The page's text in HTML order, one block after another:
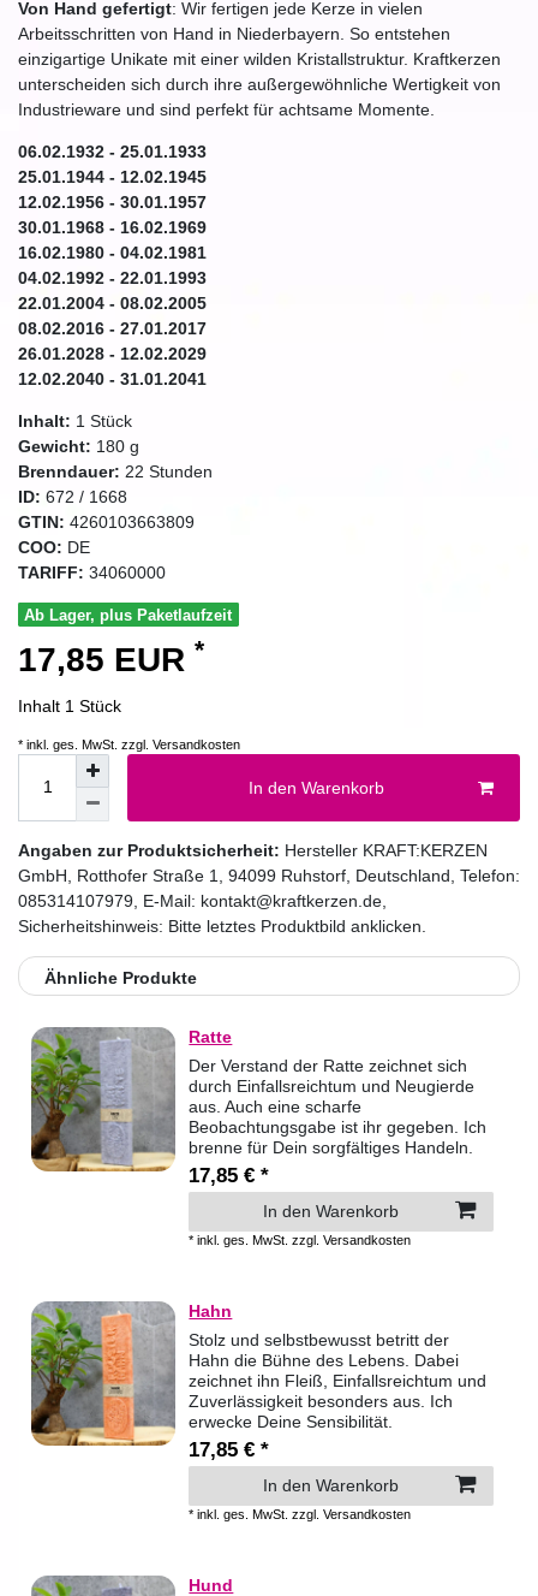
Von Hand gefertigt: Wir fertigen jede Kerze in vielen
Arbeitsschritten von Hand in Niederbayern. So entstehen
einzigartige Unikate mit einer wilden Kristallstruktur. Kraftkerzen
unterscheiden sich durch ihre außergewöhnliche Wertigkeit von
Industrieware und sind perfekt für achtsame Momente.
06.02.1932 - 25.01.1933
25.01.1944 - 12.02.1945
12.02.1956 - 30.01.1957
30.01.1968 - 16.02.1969
16.02.1980 - 04.02.1981
04.02.1992 - 22.01.1993
22.01.2004 - 08.02.2005
08.02.2016 - 27.01.2017
26.01.2028 - 12.02.2029
12.02.2040 - 31.01.2041
Inhalt: 1 Stück
Gewicht: 180 g
Brenndauer: 22 Stunden
ID: 672 / 1668
GTIN: 4260103663809
COO: DE
TARIFF: 34060000
Ab Lager, plus Paketlaufzeit
17,85 EUR *
Inhalt 1 Stück
* inkl. ges. MwSt. zzgl. Versandkosten
In den Warenkorb
Angaben zur Produktsicherheit: Hersteller KRAFT:KERZEN
GmbH
Rotthofer Straße 1 94099 Ruhstorf Deutschland , Telefon:
085314107979 , E-Mail: kontakt@kraftkerzen.de
Sicherheitshinweis: Bitte letztes Produktbild anklicken.
Ähnliche Produkte
Ratte
Der Verstand der Ratte zeichnet sich
durch Einfallsreichtum und Neugierde
aus. Auch eine scharfe
Beobachtungsgabe ist ihr gegeben. Ich
brenne für Dein sorgfältiges Handeln.
17,85 € *
In den Warenkorb
*inkl. ges. MwSt. zzgl.Versandkosten
Hahn
Stolz und selbstbewusst betritt der
Hahn die Bühne des Lebens. Dabei
zeichnet ihn Fleiß, Einfallsreichtum und
Zuverlässigkeit besonders aus. Ich
erwecke Deine Sensibilität.
17,85 € *
In den Warenkorb
*inkl. ges. MwSt. zzgl.Versandkosten
Hund